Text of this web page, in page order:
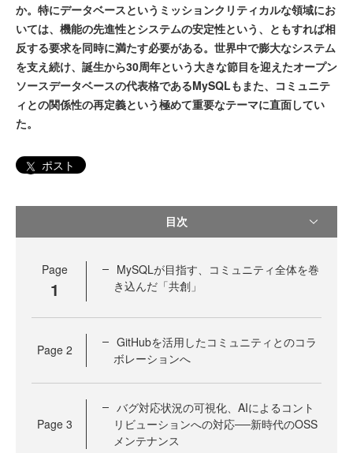
か。特にデータベースというミッションクリティカルな領域にお
いては、機能の先進性とシステムの安定性という、ともすれば相
反する要求を同時に満たす必要がある。世界中で膨大なシステム
を支え続け、誕生から30周年という大きな節目を迎えたオープン
ソースデータベースの代表格であるMySQLもまた、コミュニテ
ィとの関係性の再定義という極めて重要なテーマに直面してい
た。
ポスト
目次
Page
1
MySQLが目指す、コミュニティ全体を巻
き込んだ「共創」
Page 2
GitHubを活用したコミュニティとのコラ
ボレーションへ
Page 3
バグ対応状況の可視化、AIによるコント
リビューションへの対応──新時代のOSS
メンテナンス